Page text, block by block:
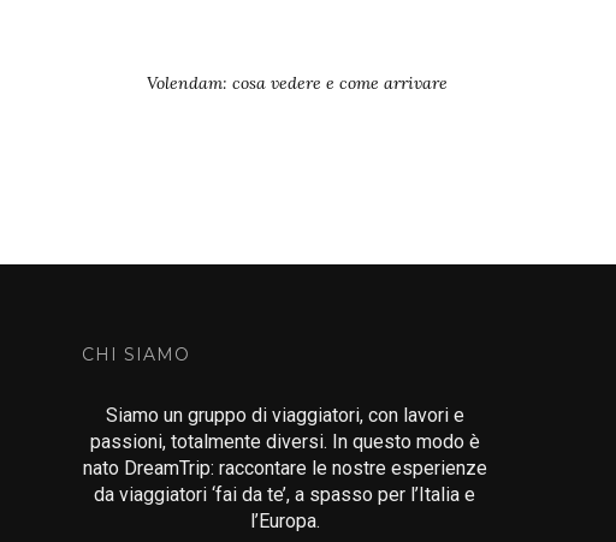
Volendam: cosa vedere e come arrivare
CHI SIAMO
Siamo un gruppo di viaggiatori, con lavori e
passioni, totalmente diversi. In questo modo è
nato DreamTrip: raccontare le nostre esperienze
da viaggiatori ‘fai da te’, a spasso per l’Italia e
l’Europa.